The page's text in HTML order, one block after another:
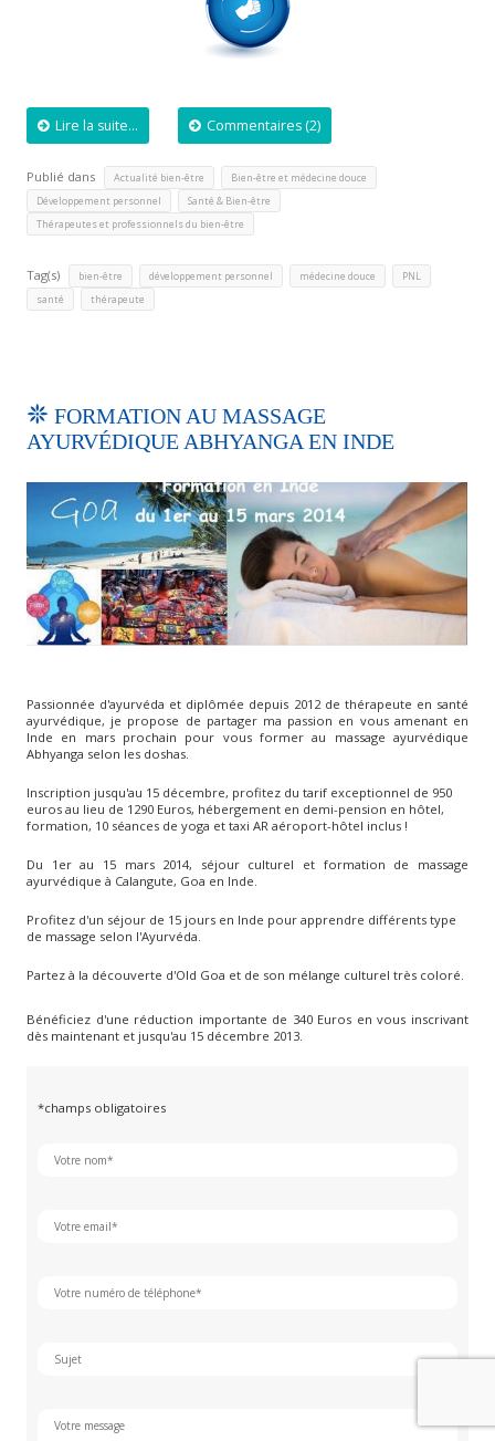
Lire la suite... Commentaires (2)
Publié dans Actualité bien-être Bien-être et médecine douce
Développement personnel Santé & Bien-être
Thérapeutes et professionnels du bien-être
Tag(s) bien-être développement personnel médecine douce PNL
santé thérapeute
FORMATION AU MASSAGE
AYURVÉDIQUE ABHYANGA EN INDE
Passionnée d'ayurvéda et diplômée depuis 2012 de thérapeute en santé
ayurvédique, je propose de partager ma passion en vous amenant en
Inde en mars prochain pour vous former au massage ayurvédique
Abhyanga selon les doshas.
Inscription jusqu'au 15 décembre, profitez du tarif exceptionnel de 950
euros au lieu de 1290 Euros, hébergement en demi-pension en hôtel,
formation, 10 séances de yoga et taxi AR aéroport-hôtel inclus !
Du 1er au 15 mars 2014, séjour culturel et formation de massage
ayurvédique à Calangute, Goa en Inde.
Profitez d'un séjour de 15 jours en Inde pour apprendre différents type
de massage selon l'Ayurvéda.
Partez à la découverte d'Old Goa et de son mélange culturel très coloré.
Bénéficiez d'une réduction importante de 340 Euros en vous inscrivant
dès maintenant et jusqu'au 15 décembre 2013.
*champs obligatoires